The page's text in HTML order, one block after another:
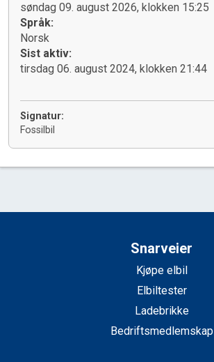
søndag 09. august 2026, klokken 15:25
Språk:
Norsk
Sist aktiv:
tirsdag 06. august 2024, klokken 21:44
Signatur:
Fossilbil
Snarveier
Kjøpe elbil
Elbiltester
Ladebrikke
Bedriftsmedlemskap